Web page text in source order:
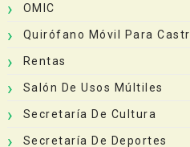
OMIC
Quirófano Móvil Para
Rentas
Salón De Usos Múltiles
Secretaría De Cultura
Secretaría De Deportes